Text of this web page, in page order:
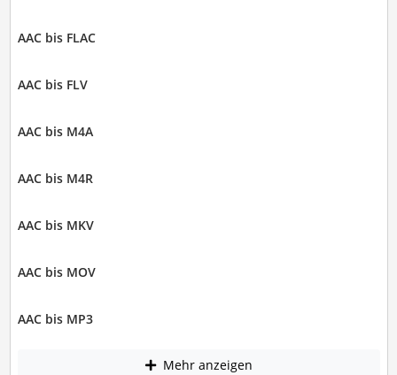
AAC bis FLAC
AAC bis FLV
AAC bis M4A
AAC bis M4R
AAC bis MKV
AAC bis MOV
AAC bis MP3
Mehr anzeigen